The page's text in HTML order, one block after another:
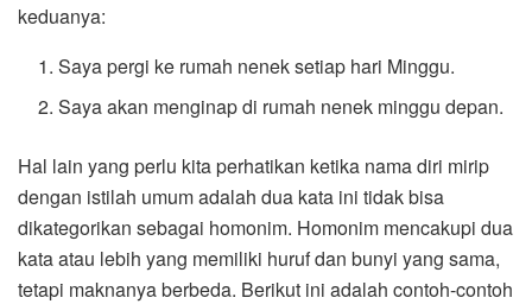
keduanya:
Saya pergi ke rumah nenek setiap hari Minggu.
Saya akan menginap di rumah nenek minggu depan.
Hal lain yang perlu kita perhatikan ketika nama diri mirip
dengan istilah umum adalah dua kata ini tidak bisa
dikategorikan sebagai homonim. Homonim mencakupi dua
kata atau lebih yang memiliki huruf dan bunyi yang sama,
tetapi maknanya berbeda. Berikut ini adalah contoh-contoh